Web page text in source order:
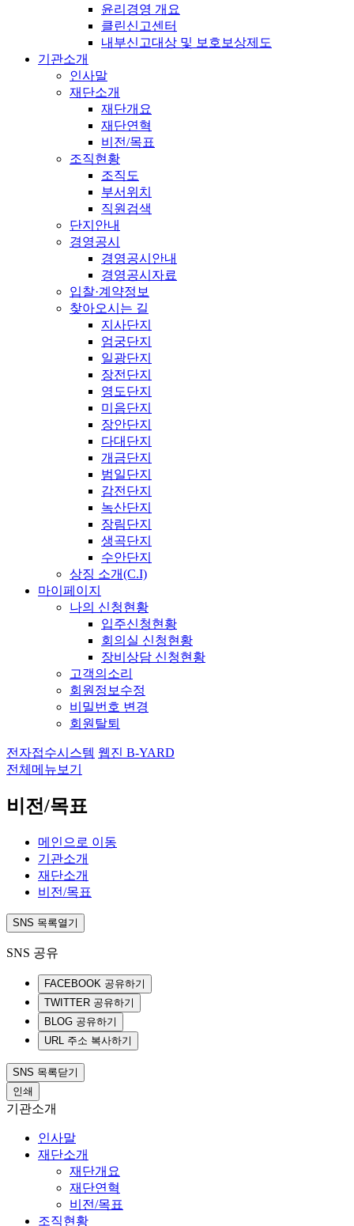
윤리경영 개요
클린신고센터
내부신고대상 및 보호보상제도
기관소개
인사말
재단소개
재단개요
재단연혁
비전/목표
조직현황
조직도
부서위치
직원검색
단지안내
경영공시
경영공시안내
경영공시자료
입찰·계약정보
찾아오시는 길
지사단지
엄궁단지
일광단지
장전단지
영도단지
미음단지
장안단지
다대단지
개금단지
범일단지
감전단지
녹산단지
장림단지
생곡단지
수안단지
상징 소개(C.I)
마이페이지
나의 신청현황
입주신청현황
회의실 신청현황
장비상담 신청현황
고객의소리
회원정보수정
비밀번호 변경
회원탈퇴
전자접수시스템 웹진 B-YARD
전체메뉴보기
비전/목표
메인으로 이동
기관소개
재단소개
비전/목표
SNS 목록열기
SNS 공유
FACEBOOK 공유하기
TWITTER 공유하기
BLOG 공유하기
URL 주소 복사하기
SNS 목록닫기
인쇄
기관소개
인사말
재단소개
재단개요
재단연혁
비전/목표
조직현황